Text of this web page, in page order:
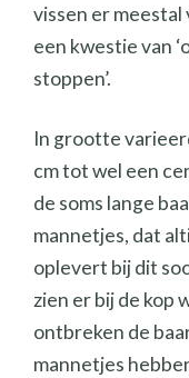
vissen er
een kwestie van
stoppen’.
In grootte
cm tot wel een
de soms lange
mannetjes, dat
oplevert bij dit
zien er bij de kop
ontbreken de
mannetjes